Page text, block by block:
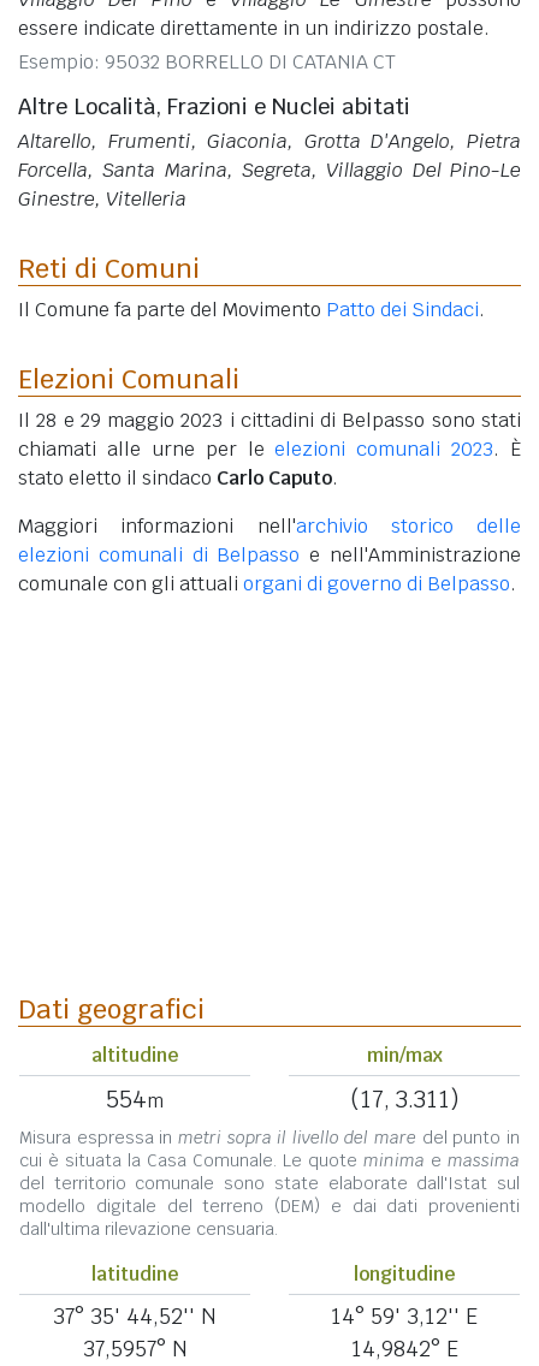
essere indicate direttamente in un indirizzo postale.
Esempio: 95032 BORRELLO DI CATANIA CT
Altre Località, Frazioni e Nuclei abitati
Altarello, Frumenti, Giaconia, Grotta D'Angelo, Pietra
Forcella, Santa Marina, Segreta, Villaggio Del Pino-Le
Ginestre, Vitelleria
Reti di Comuni
Il Comune fa parte del Movimento Patto dei Sindaci.
Elezioni Comunali
Il 28 e 29 maggio 2023 i cittadini di Belpasso sono stati
chiamati alle urne per leelezioni comunali 2023. È
stato eletto il sindaco Carlo Caputo.
Maggiori informazioni nell'archivio storico delle
elezioni comunali di Belpasso e nell'Amministrazione
comunale con gli attuali organi di governo di Belpasso.
Dati geografici
altitudine
554m
min/max
(17, 3.311)
Misura espressa in metri sopra il livello del mare del punto in
cui è situata la Casa Comunale. Le quote minima e massima
del territorio comunale sono state elaborate dall'Istat sul
modello digitale del terreno (DEM) e dai dati provenienti
dall'ultima rilevazione censuaria.
latitudine
37° 35' 44,52'' N
37,5957° N
longitudine
14° 59' 3,12'' E
14,9842° E